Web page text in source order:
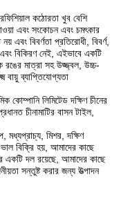
কঠোরতা খুব বেশি
এবং সংকোচন এবং চমৎকার
বিবর্ণতা প্রতিরোধী, বিবর্ণ,
বিকিরণ নেই, এইভাবে একটি
রঙের মাত্রা সহ উজ্জ্বল, উচ্চ-
বায়ু ব্যাপ্তিযোগ্যতা
কোম্পানি লিমিটেড দক্ষিণ চীনের
চীনামাটির বাসন টাইল,
মধ্যপ্রাচ্য, মিশর, দক্ষিণ
বিক্রি হয়, আমাদের কাছে
একটি দল রয়েছে, আমাদের কাছে
সন্তুষ্ট করার জন্য উত্পাদন